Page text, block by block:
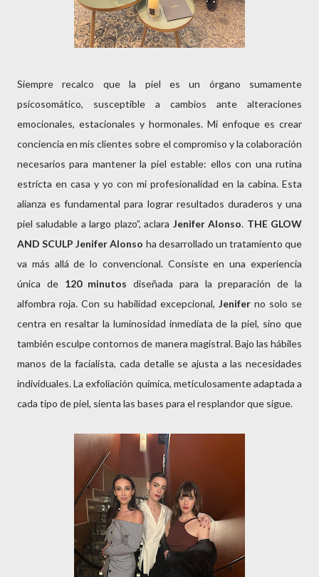
Siempre recalco que la piel es un órgano sumamente
psicosomático, susceptible a cambios ante alteraciones
emocionales, estacionales y hormonales. Mi enfoque es crear
conciencia en mis clientes sobre el compromiso y la colaboración
necesarios para mantener la piel estable: ellos con una rutina
estricta en casa y yo con mi profesionalidad en la cabina. Esta
alianza es fundamental para lograr resultados duraderos y una
piel saludable a largo plazo”, aclara Jenifer Alonso. THE GLOW
AND SCULP Jenifer Alonso ha desarrollado un tratamiento que
va más allá de lo convencional. Consiste en una experiencia
única de 120 minutosdiseñada para la preparación de la
alfombra roja. Con su habilidad excepcional, Jenifer no solo se
centra en resaltar la luminosidad inmediata de la piel, sino que
también esculpe contornos de manera magistral. Bajo las hábiles
manos de la facialista, cada detalle se ajusta a las necesidades
individuales. La exfoliación química, meticulosamente adaptada a
cada tipo de piel, sienta las bases para el resplandor que sigue.